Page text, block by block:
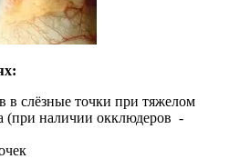
в слёзные точки при тяжелом
(при наличии окклюдеров -